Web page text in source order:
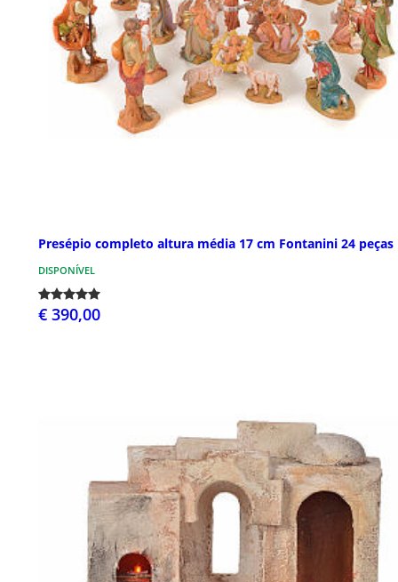
Presépio completo altura média 17 cm Fontanini 24 peças
DISPONÍVEL
€ 390,00